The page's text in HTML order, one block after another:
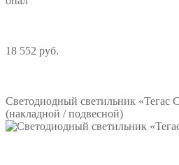
18 552 руб.
Светодиодный светильник
(накладной / подвесной)